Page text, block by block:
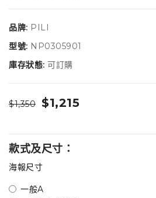
品牌: PILI
型號: NP0305901
庫存狀態: 可訂購
$1,350 $1,215
款式及尺寸：
海報尺寸
一般A